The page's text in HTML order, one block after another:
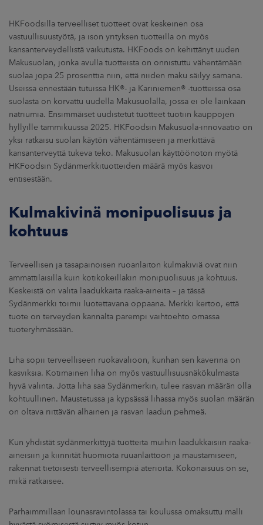
HKFoodsilla terveelliset tuotteet ovat keskeinen osa
vastuullisuustyötä, ja ison yrityksen tuotteilla on myös
kansanterveydellistä vaikutusta. HKFoods on kehittänyt uuden
Makusuolan, jonka avulla tuotteista on onnistuttu vähentämään
suolaa jopa 25 prosenttia niin, että niiden maku säilyy samana.
Useissa ennestään tutuissa HK®- ja Kariniemen® -tuotteissa osa
suolasta on korvattu uudella Makusuolalla, jossa ei ole lainkaan
natriumia. Ensimmäiset uudistetut tuotteet tuotiin kauppojen
hyllyille tammikuussa 2025. HKFoodsin Makusuola-innovaatio on
yksi ratkaisu suolan käytön vähentämiseen ja merkittävä
kansanterveyttä tukeva teko. Makusuolan käyttöönoton myötä
HKFoodsin Sydänmerkkituotteiden määrä myös kasvoi
entisestään.
Kulmakivinä monipuolisuus ja
kohtuus
Terveellisen ja tasapainoisen ruoanlaiton kulmakiviä ovat niin
ammattilaisilla kuin kotikokeillakin monipuolisuus ja kohtuus.
Keskeistä on valita laadukkaita raaka-aineita – ja tässä
Sydänmerkki toimii luotettavana oppaana. Merkki kertoo, että
tuote on terveyden kannalta parempi vaihtoehto omassa
tuoteryhmässään.
Liha sopii terveelliseen ruokavalioon, kunhan sen kaverina on
kasviksia. Kotimainen liha on myös vastuullisuusnäkökulmasta
hyvä valinta. Jotta liha saa Sydänmerkin, tulee rasvan määrän olla
kohtuullinen. Maustetussa ja kypsässä lihassa myös suolan määrän
on oltava riittävän alhainen ja rasvan laadun pehmeä.
Kun yhdistät sydänmerkittyjä tuotteita muihin laadukkaisiin raaka-
aineisiin ja kiinnität huomiota ruuanlaittoon ja maustamiseen,
rakennat tietoisesti terveellisempiä aterioita. Kokonaisuus on se,
mikä ratkaisee.
Parhaimmillaan lounasravintolassa tai koulussa omaksuttu malli